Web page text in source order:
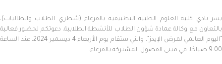
يسر نادي كلية العلوم الطبية التطبيقية بالفرعاء (شطري الطلاب والطالبات)،
بالتعاون مع وكالة عمادة شؤون الطلاب للأنشطة الطلابية، دعوتكم لحضور فعالية
“اليوم العالمي لمرض الإيدز”، والتي ستقام يوم الأربعاء 4 ديسمبر 2024، عند الساعة
9:00 صباحًا، في مبنى الفصول المشتركة بالفرعاء.